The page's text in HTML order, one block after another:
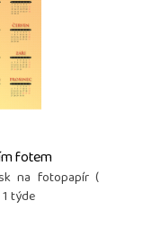
fotem
na fotopapír (
týde